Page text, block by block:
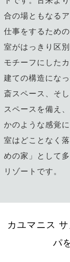
合の場ともなる
仕事をするため
室がはっきり区
モチーフにした
建ての構造にな
斎スペース、そ
スペースを備え
かのような感覚
室はどことなく
めの家」として
リゾートです。
カユマニス
パ